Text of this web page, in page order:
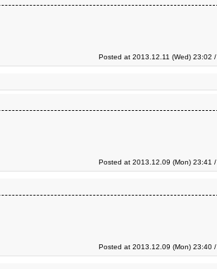
Posted at 2013.12.11 (Wed) 23:02 /
Posted at 2013.12.09 (Mon) 23:41 /
Posted at 2013.12.09 (Mon) 23:40 /